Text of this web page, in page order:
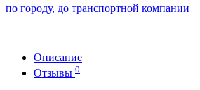
по городу, до транспортной компании
Описание
Отзывы 0